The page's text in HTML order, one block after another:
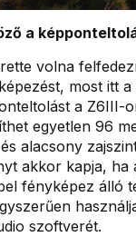
a
volna
most itt a
a Z6III-
egyetlen 96
alacsony
akkor kapja, ha
fényképez álló
szoftverét.